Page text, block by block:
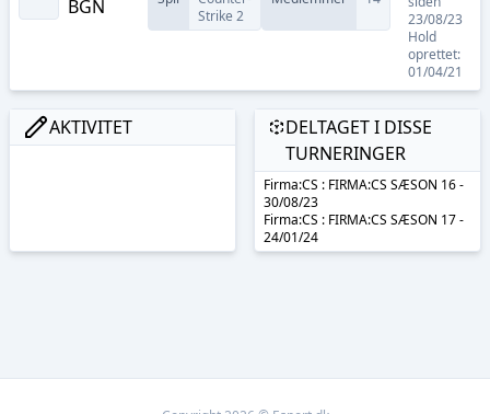
BGN
Strike 2
23/08/23
Hold
oprettet:
01/04/21
AKTIVITET
DELTAGET I DISSE
TURNERINGER
Firma:CS : FIRMA:CS SÆSON 16 -
30/08/23
Firma:CS : FIRMA:CS SÆSON 17 -
24/01/24